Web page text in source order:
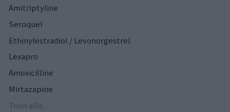
Amitriptyline
Seroquel
Ethinylestradiol / Levonorgestrel
Lexapro
Amoxicilline
Mirtazapine
Toon alle...